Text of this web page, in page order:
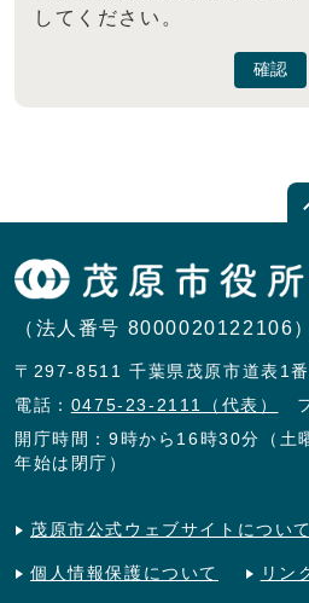
してください。
確認
（法人番号 8000020122106）
〒297-8511 千葉県茂原市道表1
電話： 0475-23-2111（代表）
開庁時間：9時から16時30分（土
年始は閉庁）
茂原市公式ウェブサイトについて
個人情報保護について リン